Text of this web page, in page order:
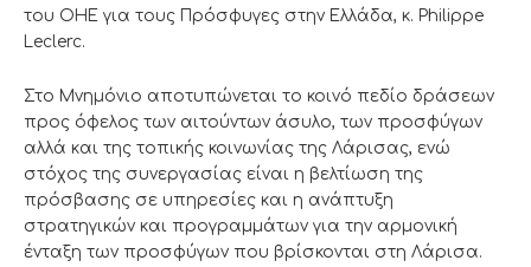
του ΟΗΕ για τους Πρόσφυγες στην Ελλάδα, κ. Philippe
Leclerc.
Στο Μνημόνιο αποτυπώνεται το κοινό πεδίο δράσεων
προς όφελος των αιτούντων άσυλο, των προσφύγων
αλλά και της τοπικής κοινωνίας της Λάρισας, ενώ
στόχος της συνεργασίας είναι η βελτίωση της
πρόσβασης σε υπηρεσίες και η ανάπτυξη
στρατηγικών και προγραμμάτων για την αρμονική
ένταξη των προσφύγων που βρίσκονται στη Λάρισα.